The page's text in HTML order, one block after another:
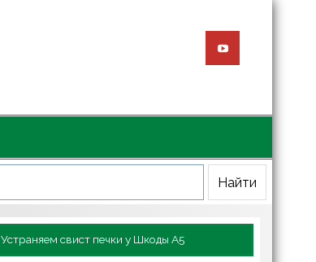
Устраняем свист печки у Шкоды А5